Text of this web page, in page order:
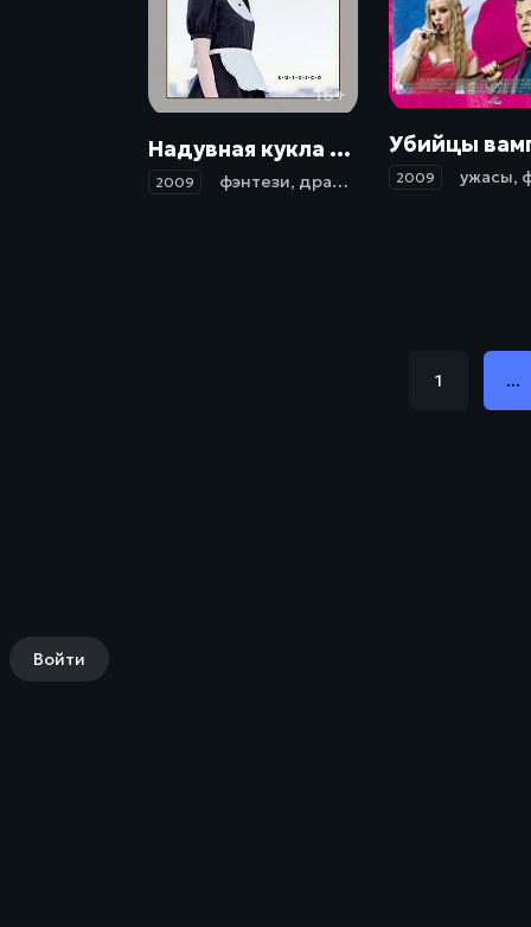
Войти
16+
Надувная кукла / Kuki ningyo (2009)
2009 фэнтези, драма мелодрама
2009 ужасы,
1 ...